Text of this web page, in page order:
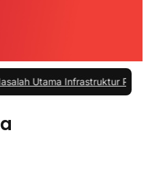
Infrastruktur Pengisian